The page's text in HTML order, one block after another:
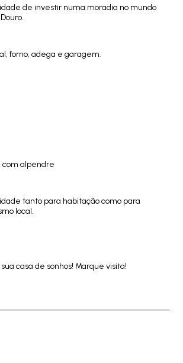
de investir numa moradia no mundo
forno, adega e garagem.
com alpendre
tanto para habitação como para
local.
casa de sonhos! Marque visita!